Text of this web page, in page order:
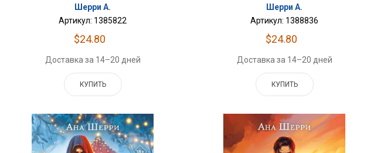
Шерри А.
Артикул: 1385822
$24.80
Доставка за 14–20 дней
КУПИТЬ
Шерри А.
Артикул: 1388836
$24.80
Доставка за 14–20 дней
КУПИТЬ